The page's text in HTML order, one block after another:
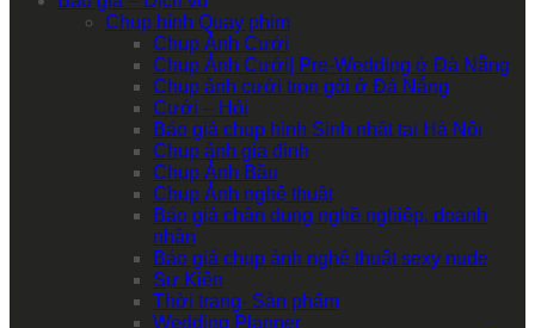
Chụp hình Quay phim
Chụp Ảnh Cưới
Chụp Ảnh Cưới| Pre-Wedding ở Đà Nẵng
Chụp ảnh cưới trọn gói ở Đà Nẵng
Cưới – Hỏi
Báo giá chụp hình Sinh nhật tại Hà Nội
Chụp ảnh gia đình
Chụp Ảnh Bầu
Chụp Ảnh nghệ thuật
Báo giá chân dung nghề nghiệp, doanh
nhân
Báo giá chụp ảnh nghệ thuật sexy nude
Sự Kiện
Thời trang- Sản phẩm
Wedding Planner